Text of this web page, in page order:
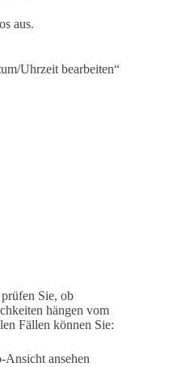
aus.
Uhrzeit bearbeiten“
Sie, ob
hängen vom
Fällen können Sie:
ansehen